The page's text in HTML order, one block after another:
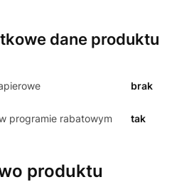
dane produktu
brak
programie rabatowym tak
produktu